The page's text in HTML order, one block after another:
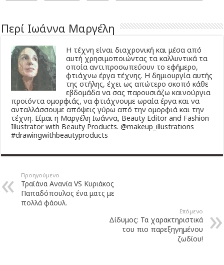
Περί Ιωάννα Μαργέλη
Η τέχνη είναι διαχρονική και μέσα από
αυτή χρησιμοποιώντας τα καλλυντικά τα
οποία αντιπροσωπεύουν το εφήμερο,
φτιάχνω έργα τέχνης. Η δημιουργία αυτής
της στήλης, έχει ως απώτερο σκοπό κάθε
εβδομάδα να σας παρουσιάζω καινούργια
προϊόντα ομορφιάς, να φτιάχνουμε ωραία έργα και να
ανταλλάσσουμε απόψεις γύρω από την ομορφιά και την
τέχνη. Είμαι η Μαργέλη Ιωάννα, Beauty Editor and Fashion
Illustrator with Beauty Products. @makeup_illustrations
#drawingwithbeautyproducts
Προηγούμενο
Τραϊάνα Ανανία VS Κυριάκος
Παπαδόπουλος ένα ματς με
πολλά φάουλ.
Επόμενο
Δίδυμος: Τα χαρακτηριστικά
του πιο παρεξηγημένου
ζωδίου!